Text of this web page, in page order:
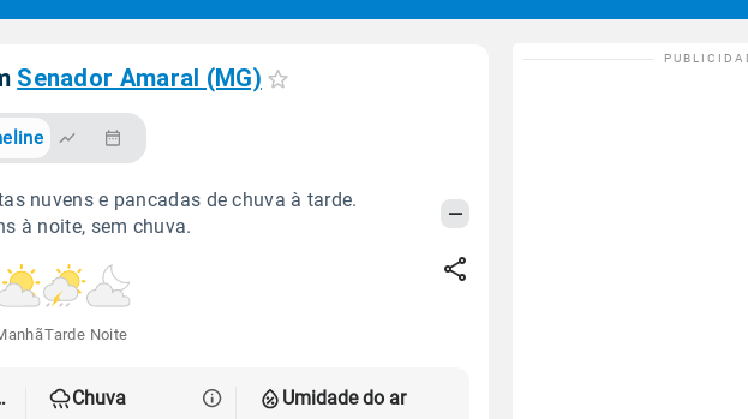
Senador Amaral (MG)
nuvens e pancadas de chuva à tarde.
à noite, sem chuva.
Tarde Noite
Chuva
Umidade do ar